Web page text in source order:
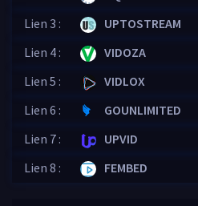
Lien 3 :
UPTOSTREAM
Lien 4 :
VIDOZA
Lien 5 :
VIDLOX
Lien 6 :
GOUNLIMITED
Lien 7 :
UPVID
Lien 8 :
FEMBED